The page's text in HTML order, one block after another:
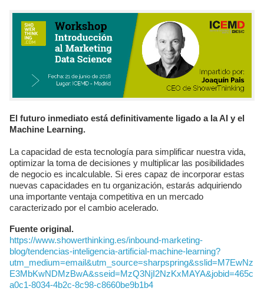
El futuro inmediato está definitivamente ligado a la AI y el
Machine Learning.
La capacidad de esta tecnología para simplificar nuestra vida,
optimizar la toma de decisiones y multiplicar las posibilidades
de negocio es incalculable. Si eres capaz de incorporar estas
nuevas capacidades en tu organización, estarás adquiriendo
una importante ventaja competitiva en un mercado
caracterizado por el cambio acelerado.
Fuente original.
https://www.showerthinking.es/inbound-marketing-
blog/tendencias-inteligencia-artificial-machine-learning?
utm_medium=email&utm_source=sharpspring&sslid=M7EwNz
E3MbKwNDMzBwA&sseid=MzQ3NjI2NzKxMAYA&jobid=465c
a0c1-8034-4b2c-8c98-c8660be9b1b4